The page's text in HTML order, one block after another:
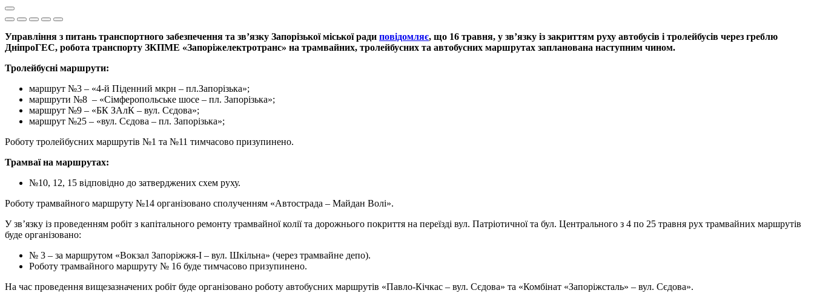
Управління з питань транспортного забезпечення та зв’язку Запорізької міської ради повідомляє, що 16 травня, у зв’язку із закриттям руху автобусів і тролейбусів через греблю
ДніпроГЕС, робота транспорту ЗКПМЕ «Запоріжелектротранс» на трамвайних, тролейбусних та автобусних маршрутах запланована наступним чином.
Тролейбусні маршрути:
маршрут №3 – «4-й Піденний мкрн – пл.Запорізька»;
маршрути №8 – «Сімферопольське шосе – пл. Запорізька»;
маршрут №9 – «БК ЗАлК – вул. Сєдова»;
маршрут №25 – «вул. Сєдова – пл. Запорізька»;
Роботу тролейбусних маршрутів №1 та №11 тимчасово призупинено.
Трамваї на маршрутах:
№10, 12, 15 відповідно до затверджених схем руху.
Роботу трамвайного маршруту №14 організовано сполученням «Автострада – Майдан Волі».
У зв’язку із проведенням робіт з капітального ремонту трамвайної колії та дорожнього покриття на переїзді вул. Патріотичної та бул. Центрального з 4 по 25 травня рух трамвайних маршрутів
буде організовано:
№ 3 – за маршрутом «Вокзал Запоріжжя-І – вул. Шкільна» (через трамвайне депо).
Роботу трамвайного маршруту № 16 буде тимчасово призупинено.
На час проведення вищезазначених робіт буде організовано роботу автобусних маршрутів «Павло-Кічкас – вул. Сєдова» та «Комбінат «Запоріжсталь» – вул. Сєдова».